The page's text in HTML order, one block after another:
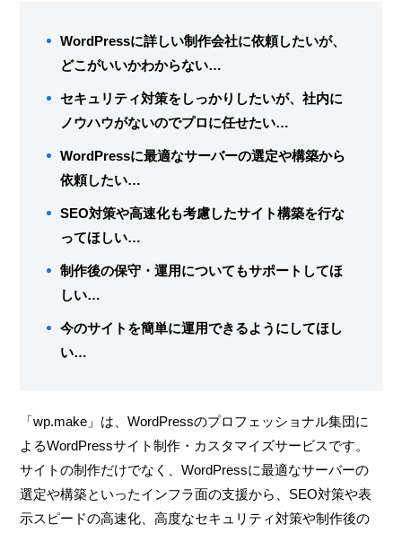
WordPressに詳しい制作会社に依頼したいが、
どこがいいかわからない…
セキュリティ対策をしっかりしたいが、社内に
ノウハウがないのでプロに任せたい…
WordPressに最適なサーバーの選定や構築から
依頼したい…
SEO対策や高速化も考慮したサイト構築を行な
ってほしい…
制作後の保守・運用についてもサポートしてほ
しい…
今のサイトを簡単に運用できるようにしてほし
い…
「wp.make」は、WordPressのプロフェッショナル集団に
よるWordPressサイト制作・カスタマイズサービスです。
サイトの制作だけでなく、WordPressに最適なサーバーの
選定や構築といったインフラ面の支援から、SEO対策や表
示スピードの高速化、高度なセキュリティ対策や制作後の